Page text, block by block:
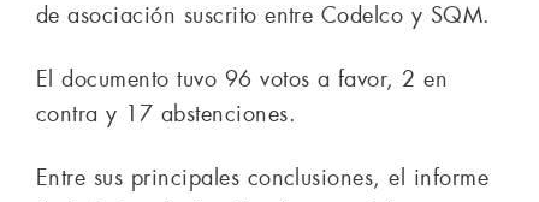
de asociación suscrito entre Codelco y SQM.
El documento tuvo 96 votos a favor, 2 en
contra y 17 abstenciones.
Entre sus principales conclusiones, el informe